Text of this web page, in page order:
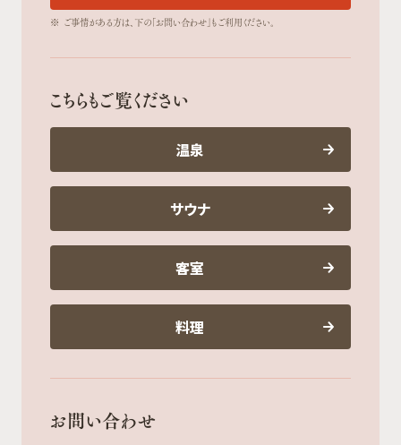
※ ご事情がある方は、下の「お問い合わせ」もご利用ください。
こちらもご覧ください
温泉
サウナ
客室
料理
お問い合わせ